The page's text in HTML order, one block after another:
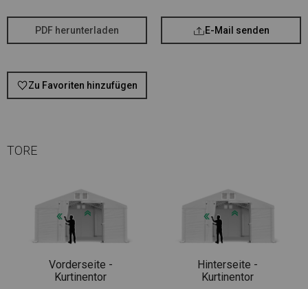
PDF herunterladen E-Mail senden
Zu Favoriten hinzufügen
TORE
Vorderseite -
Kurtinentor
Hinterseite -
Kurtinentor